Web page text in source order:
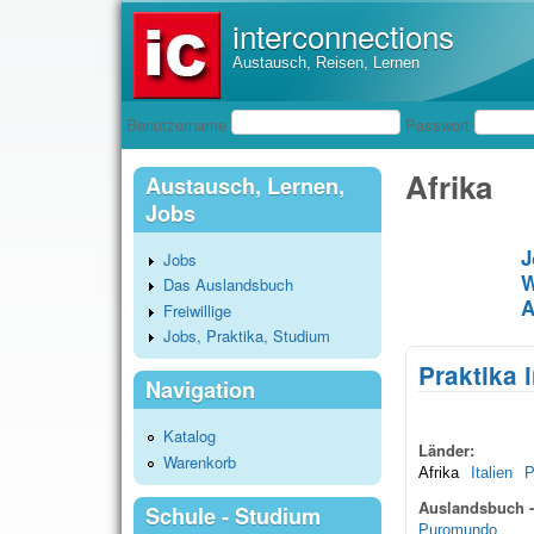
interconnections
Austausch, Reisen, Lernen
Benutzeranmeldung
Benutzername Passwort
Afrika
Praktika
Länder:
Afrika Italien
Auslandsbuch
Puromundo
Austausch, Lernen,
Jobs
Jobs
Das Auslandsbuch
Freiwillige
Jobs, Praktika, Studium
Navigation
Katalog
Warenkorb
Schule - Studium